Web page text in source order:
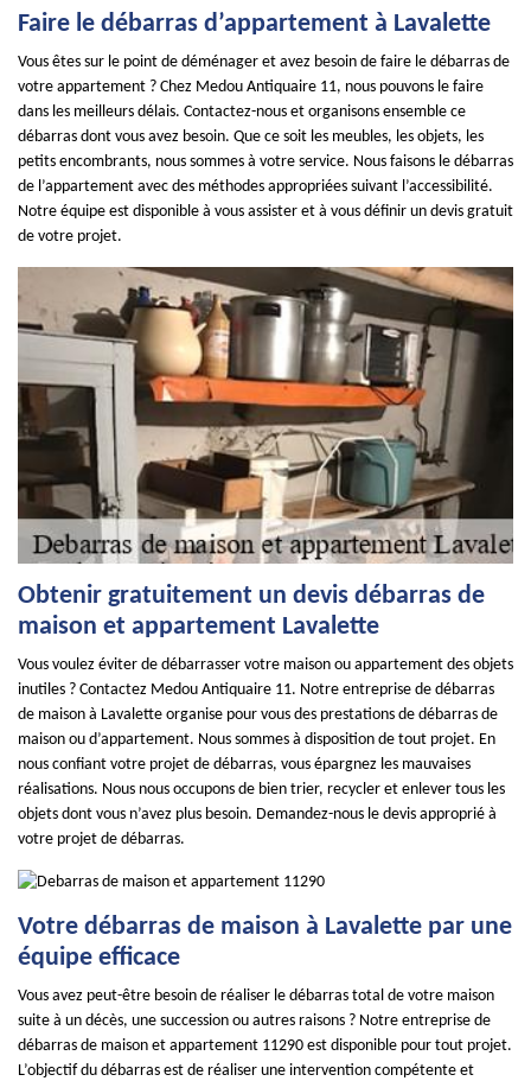
Faire le débarras d’appartement à Lavalette
Vous êtes sur le point de déménager et avez besoin de faire le débarras de
votre appartement ? Chez Medou Antiquaire 11, nous pouvons le faire
dans les meilleurs délais. Contactez-nous et organisons ensemble ce
débarras dont vous avez besoin. Que ce soit les meubles, les objets, les
petits encombrants, nous sommes à votre service. Nous faisons le débarras
de l’appartement avec des méthodes appropriées suivant l’accessibilité.
Notre équipe est disponible à vous assister et à vous définir un devis gratuit
de votre projet.
Obtenir gratuitement un devis débarras de
maison et appartement Lavalette
Vous voulez éviter de débarrasser votre maison ou appartement des objets
inutiles ? Contactez Medou Antiquaire 11. Notre entreprise de débarras
de maison à Lavalette organise pour vous des prestations de débarras de
maison ou d’appartement. Nous sommes à disposition de tout projet. En
nous confiant votre projet de débarras, vous épargnez les mauvaises
réalisations. Nous nous occupons de bien trier, recycler et enlever tous les
objets dont vous n’avez plus besoin. Demandez-nous le devis approprié à
votre projet de débarras.
Votre débarras de maison à Lavalette par une
équipe efficace
Vous avez peut-être besoin de réaliser le débarras total de votre maison
suite à un décès, une succession ou autres raisons ? Notre entreprise de
débarras de maison et appartement 11290 est disponible pour tout projet.
L’objectif du débarras est de réaliser une intervention compétente et